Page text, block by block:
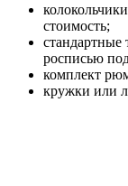
стоимость;
стандартные
росписью
комплект
кружки или